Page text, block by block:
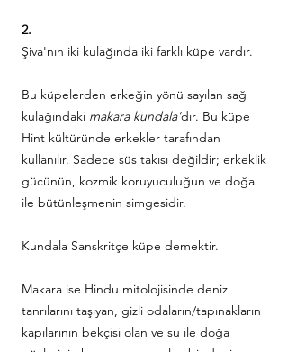
2.
Şiva'nın iki kulağında iki farklı küpe vardır.
Bu küpelerden erkeğin yönü sayılan sağ
kulağındaki makara kundala'dır. Bu küpe
Hint kültüründe erkekler tarafından
kullanılır. Sadece süs takısı değildir; erkeklik
gücünün, kozmik koruyuculuğun ve doğa
ile bütünleşmenin simgesidir.
Kundala Sanskritçe küpe demektir.
Makara ise Hindu mitolojisinde deniz
tanrılarını taşıyan, gizli odaların/tapınakların
kapılarının bekçisi olan ve su ile doğa